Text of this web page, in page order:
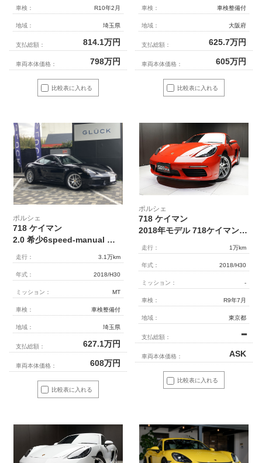
比較表に入れる
車検： R10年2月
地域： 埼玉県
支払総額： 814.1万円
車両本体価格： 798万円
比較表に入れる
車検： 車検整備付
地域： 大阪府
支払総額： 625.7万円
車両本体価格： 605万円
比較表に入れる
ポルシェ
718 ケイマン
2.0 希少6speed-manual ワンオーナー/フルオリジナル極上美車/スポーツエグゾースト/ハーフレザー/電格ミラー/18インチアルミホイール
走行： 3.1万km
年式： 2018/H30
ミッション： MT
車検： 車検整備付
地域： 埼玉県
支払総額： 627.1万円
車両本体価格： 608万円
比較表に入れる
ポルシェ
718 ケイマン
2018年モデル 718ケイマン 6MT RHD 18インチAW カーズレッド
走行： 1万km
年式： 2018/H30
ミッション： -
車検： R9年7月
地域： 東京都
支払総額： ━
車両本体価格： ASK